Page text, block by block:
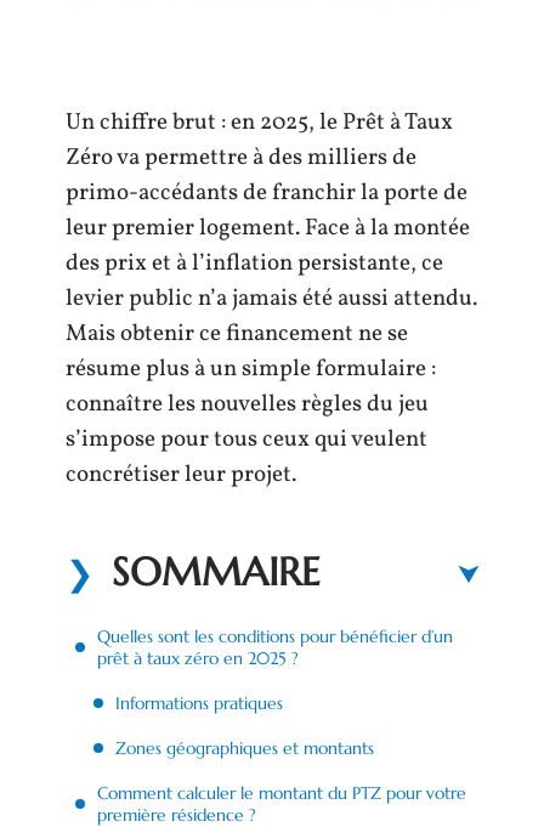
Un chiffre brut : en 2025, le Prêt à Taux
Zéro va permettre à des milliers de
primo-accédants de franchir la porte de
leur premier logement. Face à la montée
des prix et à l’inflation persistante, ce
levier public n’a jamais été aussi attendu.
Mais obtenir ce financement ne se
résume plus à un simple formulaire :
connaître les nouvelles règles du jeu
s’impose pour tous ceux qui veulent
concrétiser leur projet.
SOMMAIRE
Quelles sont les conditions pour bénéficier d’un
prêt à taux zéro en 2025 ?
Informations pratiques
Zones géographiques et montants
Comment calculer le montant du PTZ pour votre
première résidence ?